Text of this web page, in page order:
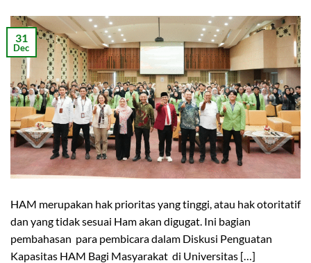
31
Dec
HAM merupakan hak prioritas yang tinggi, atau hak otoritatif
dan yang tidak sesuai Ham akan digugat. Ini bagian
pembahasan para pembicara dalam Diskusi Penguatan
Kapasitas HAM Bagi Masyarakat di Universitas […]